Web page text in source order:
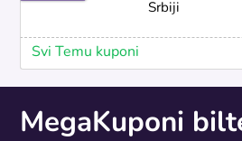
Srbiji
Svi Temu kuponi
MegaKuponi